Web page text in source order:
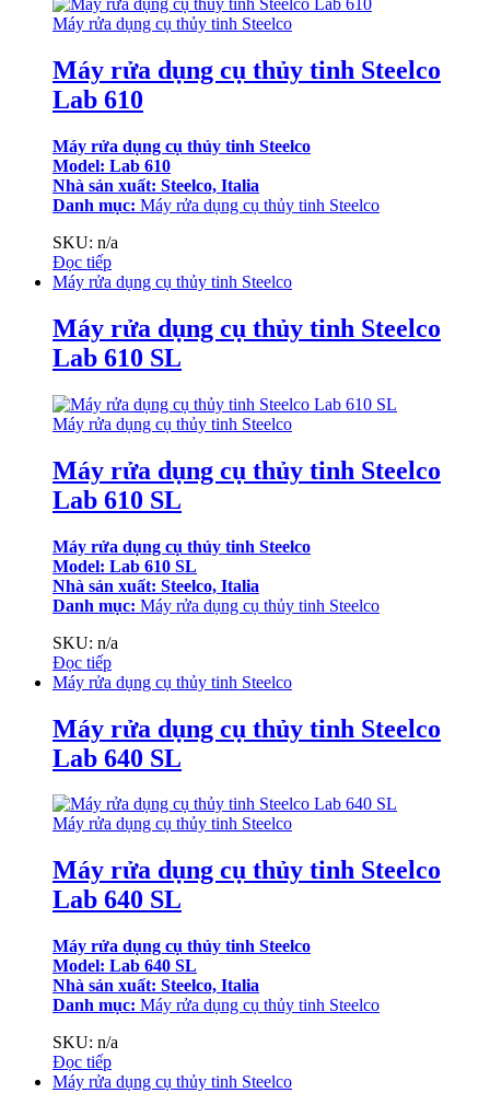
Máy rửa dụng cụ thủy tinh Steelco
Máy rửa dụng cụ thủy tinh Steelco
Lab 610
Máy rửa dụng cụ thủy tinh Steelco
Model: Lab 610
Nhà sản xuất: Steelco, Italia
Danh mục: Máy rửa dụng cụ thủy tinh Steelco
SKU: n/a
Đọc tiếp
Máy rửa dụng cụ thủy tinh Steelco
Máy rửa dụng cụ thủy tinh Steelco
Lab 610 SL
Máy rửa dụng cụ thủy tinh Steelco
Máy rửa dụng cụ thủy tinh Steelco
Lab 610 SL
Máy rửa dụng cụ thủy tinh Steelco
Model: Lab 610 SL
Nhà sản xuất: Steelco, Italia
Danh mục: Máy rửa dụng cụ thủy tinh Steelco
SKU: n/a
Đọc tiếp
Máy rửa dụng cụ thủy tinh Steelco
Máy rửa dụng cụ thủy tinh Steelco
Lab 640 SL
Máy rửa dụng cụ thủy tinh Steelco
Máy rửa dụng cụ thủy tinh Steelco
Lab 640 SL
Máy rửa dụng cụ thủy tinh Steelco
Model: Lab 640 SL
Nhà sản xuất: Steelco, Italia
Danh mục: Máy rửa dụng cụ thủy tinh Steelco
SKU: n/a
Đọc tiếp
Máy rửa dụng cụ thủy tinh Steelco